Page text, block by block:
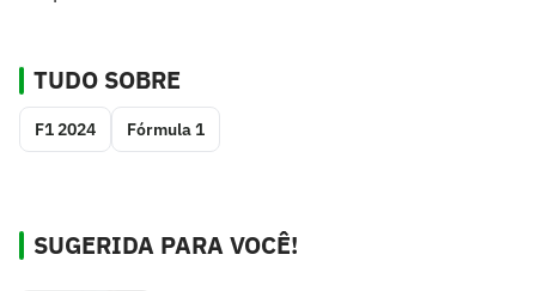
TUDO SOBRE
F1 2024 Fórmula 1
SUGERIDA PARA VOCÊ!